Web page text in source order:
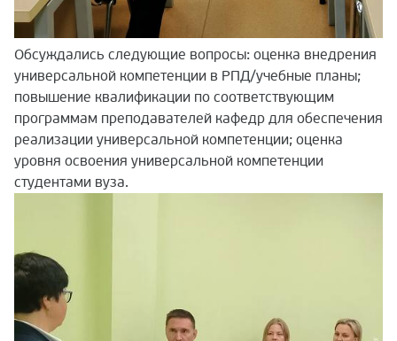
Обсуждались следующие вопросы: оценка внедрения
универсальной компетенции в РПД/учебные планы;
повышение квалификации по соответствующим
программам преподавателей кафедр для обеспечения
реализации универсальной компетенции; оценка
уровня освоения универсальной компетенции
студентами вуза.